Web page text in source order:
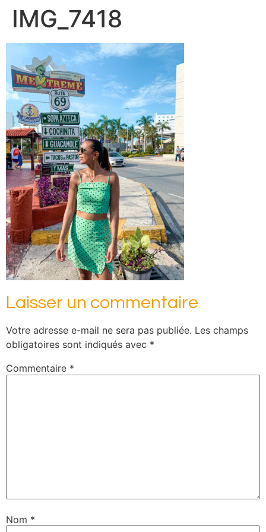
IMG_7418
Laisser un commentaire
Votre adresse e-mail ne sera pas publiée. Les champs
obligatoires sont indiqués avec *
Commentaire *
Nom *